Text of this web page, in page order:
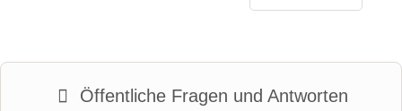
Öffentliche Fragen und Antworten